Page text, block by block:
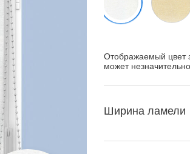
Отображаемый цвет
может
Ширина ламели